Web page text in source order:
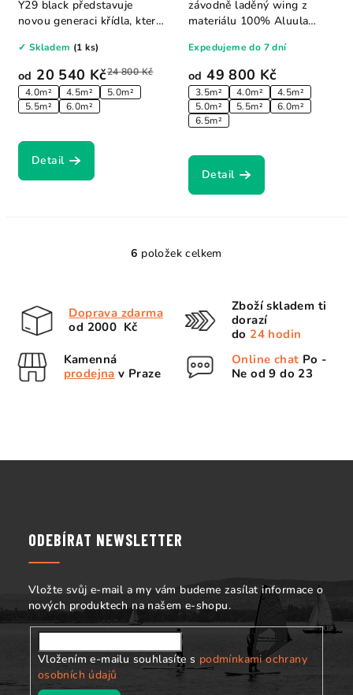
od 20 540 Kč24 800 Kč
4.0m² 4.5m²
5.0m²
5.5m²
6.0m²
✓ Skladem (1 ks)
Detail
Y29 black představuje
novou generaci křídla, které
od 49 800 Kč
3.5m² 4.0m²
4.5m²
5.0m²
5.5m²
6.0m²
6.5m²
Expedujeme do 7 dní
Detail
závodně laděný wing z
materiálu 100% Aluula
O
k
p
i
u
6 položek celkem
Doprava zdarma
od 2000 Kč
Zboží skladem ti
dorazí
do 24 hodin
Kamenná
prodejna v Praze
Online chat Po -
Ne od 9 do 23
ODEBÍRAT NEWSLETTER
Vložte svůj e-mail a my vám budeme zasílat informace o
nových produktech na našem e-shopu.
Vložením e-mailu souhlasíte s podmínkami ochrany
osobních údajů